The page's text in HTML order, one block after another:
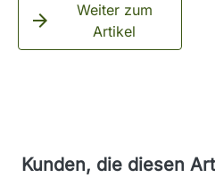

Weiter zum
Artikel
Kunden, die diesen